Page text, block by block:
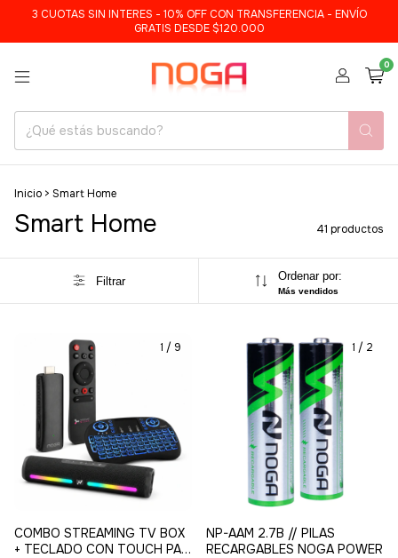
3 CUOTAS SIN INTERES - 10% OFF CON TRANSFERENCIA - ENVÍO
GRATIS DESDE $120.000
0
Inicio > Smart Home
Smart Home 41 productos
Filtrar Ordenar por:
Más vendidos
1 / 9
COMBO STREAMING TV BOX
+ TECLADO CON TOUCH PAD
1 / 2
NP-AAM 2.7B // PILAS
RECARGABLES NOGA POWER